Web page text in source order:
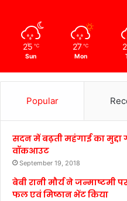
25 ℃
Sun
27 ℃
Mon
Popular
सदन में बढ़ती महंगाई का मुद्दा
वॉकआउट
September 19, 2018
बेबी रानी मौर्य ने जन्माष्टमी
फल एवं मिष्ठान भेंट किया